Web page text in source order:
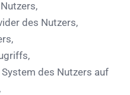
des Nutzers,
des Nutzers auf